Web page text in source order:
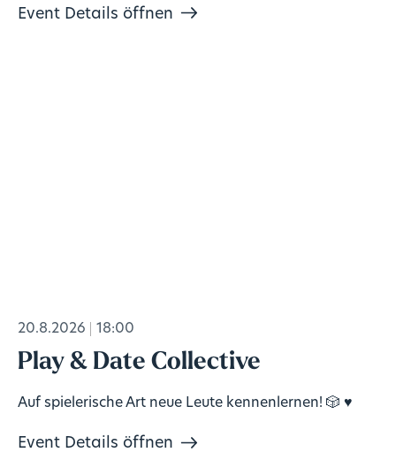
Event Details öffnen
20.8.2026 18:00
Play & Date Collective
Auf spielerische Art neue Leute kennenlernen! 🎲 ♥️
Event Details öffnen